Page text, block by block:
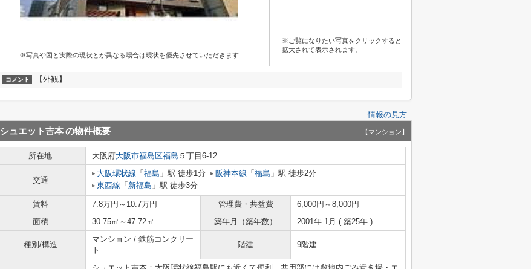
※写真や図と実際の現状とが異なる場合は現状を優先させていただきます
※ご覧になりたい写真をクリックすると
拡大されて表示されます。
コメント 【外観】
情報の見方
シュエット吉本の物件概要 【マンション】
所在地 大阪府大阪市福島区福島 ５丁目6-12
交通
大阪環状線 「 福島 」駅 徒歩1分 阪神本線 「 福島 」駅 徒歩2分
東西線 「 新福島 」駅 徒歩3分
賃料 7.8万円～10.7万円 管理費・共益費
6,000円～8,000円
面積
30.75㎡～47.72㎡ 築年月（築年数） 2001年 1月 ( 築25年 )
種別/構造
マンション / 鉄筋コンクリー
ト
階建 9階建